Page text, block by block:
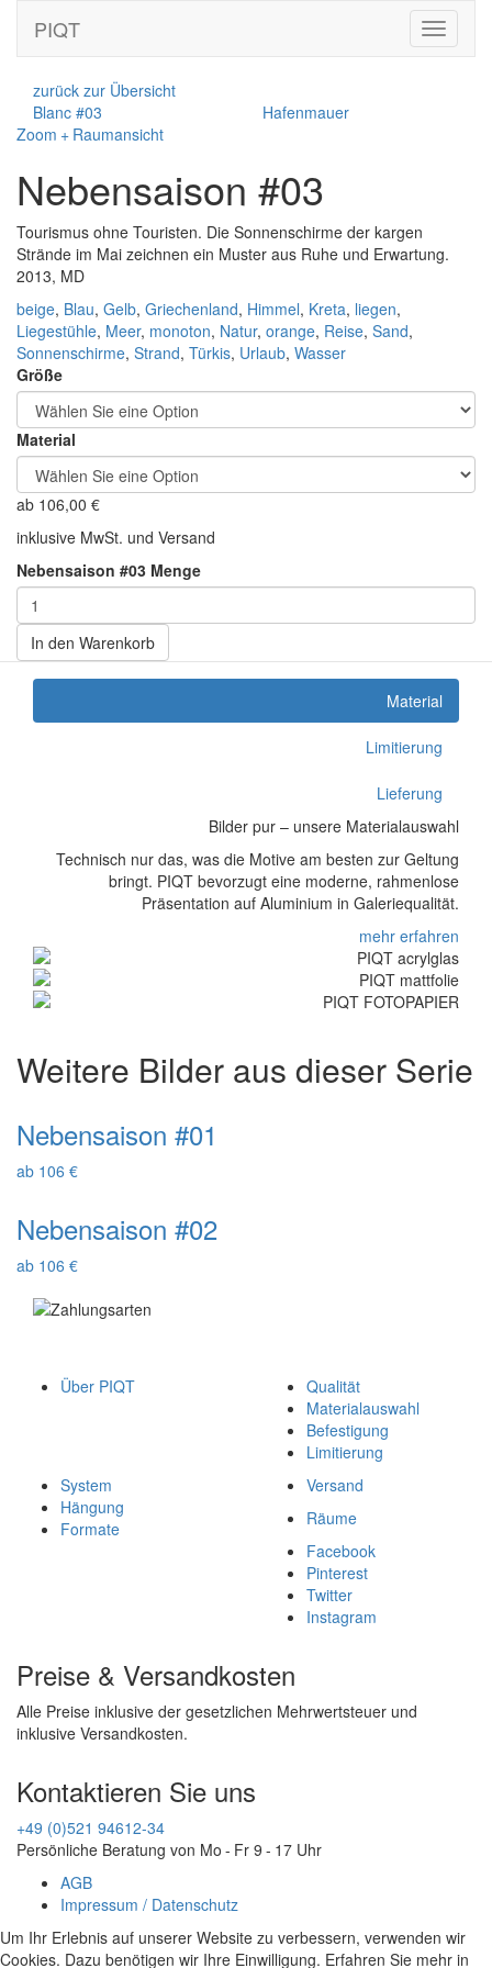
Toggle
PIQT
zurück zur Übersicht
Blanc #03
Hafenmauer
Zoom + Raumansicht
Nebensaison #03
Tourismus ohne Touristen. Die Sonnenschirme der kargen
Strände im Mai zeichnen ein Muster aus Ruhe und Erwartung.
2013, MD
beige, Blau, Gelb, Griechenland, Himmel, Kreta, liegen,
Liegestühle, Meer, monoton, Natur, orange, Reise, Sand,
Sonnenschirme, Strand, Türkis, Urlaub, Wasser
Größe
Material
ab 106,00 €
inklusive MwSt. und Versand
Nebensaison #03 Menge
In den Warenkorb
Material
Limitierung
Lieferung
Bilder pur – unsere Materialauswahl
Technisch nur das, was die Motive am besten zur Geltung
bringt. PIQT bevorzugt eine moderne, rahmenlose
Präsentation auf Aluminium in Galeriequalität.
mehr erfahren
Weitere Bilder aus dieser Serie
Nebensaison #01
ab 106 €
Nebensaison #02
ab 106 €
Über PIQT
Qualität
Materialauswahl
Befestigung
Limitierung
System
Hängung
Formate
Versand
Räume
Facebook
Pinterest
Twitter
Instagram
Preise & Versandkosten
Alle Preise inklusive der gesetzlichen Mehrwertsteuer und
inklusive Versandkosten.
Kontaktieren Sie uns
+49 (0)521 94612-34
Persönliche Beratung von Mo - Fr 9 - 17 Uhr
AGB
Impressum / Datenschutz
Um Ihr Erlebnis auf unserer Website zu verbessern, verwenden wir
Cookies. Dazu benötigen wir Ihre Einwilligung. Erfahren Sie mehr in